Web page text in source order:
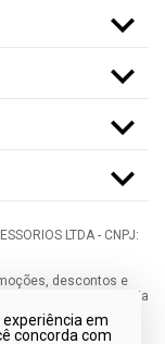
LTDA - CNPJ:
descontos e
para compras via
de propriedade da
nossa autorização.
em
concorda com